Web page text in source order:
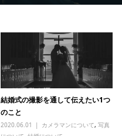
結婚式の撮影を通して伝えたい1つ
のこと
2020.06.01 カメラマンについて,写真